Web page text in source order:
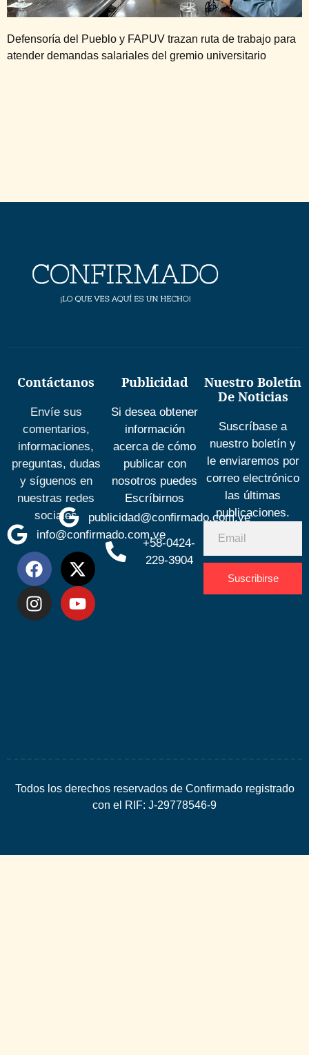
Defensoría del Pueblo y FAPUV trazan ruta de trabajo para
atender demandas salariales del gremio universitario
Contáctanos
Envíe sus
comentarios,
informaciones,
preguntas, dudas
y síguenos en
nuestras redes
sociales
info@confirmado.com.ve
Publicidad
Si desea obtener
información
acerca de cómo
publicar con
nosotros puedes
Escríbirnos
publicidad@confirmado.com.ve
+58-0424-
229-3904
Nuestro Boletín
De Noticias
Suscríbase a
nuestro boletín y
le enviaremos por
correo electrónico
las últimas
publicaciones.
Suscribirse
Todos los derechos reservados de Confirmado registrado
con el RIF: J-29778546-9